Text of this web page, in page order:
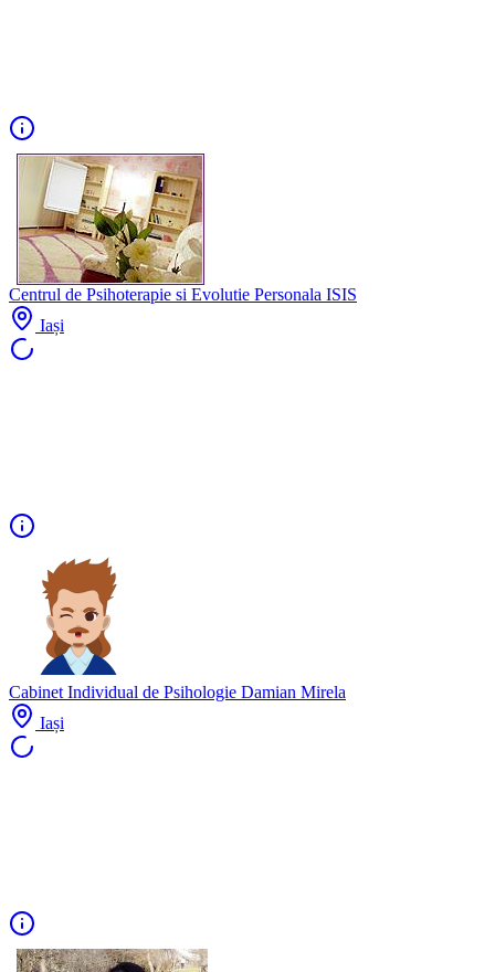
Centrul de Psihoterapie si Evolutie Personala ISIS
Iași
Cabinet Individual de Psihologie Damian Mirela
Iași